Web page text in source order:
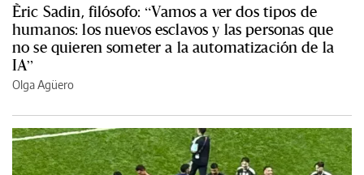
Èric Sadin, filósofo: “Vamos a ver dos tipos de
humanos: los nuevos esclavos y las personas que
no se quieren someter a la automatización de la
IA”
Olga Agüero